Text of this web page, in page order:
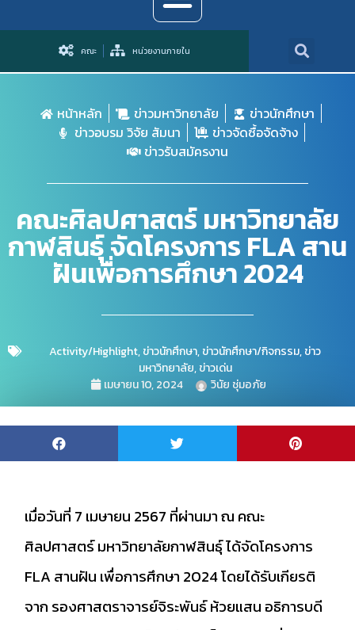
คณะ หน่วยงานภายใน
หน้าหลัก ข่าวมหาวิทยาลัย
ข่าวนักศึกษา
ข่าวอบรม วิจัย สัมนา
ข่าวจัดซื้อจัดจ้าง
ข่าวรับสมัครงาน
คณะศิลปศาสตร์ มหาวิทยาลัย
กาฬสินธุ์ จัดโครงการ FLA สาน
ฝันเพื่อการศึกษา 2024
Activity/Highlight,ข่าวนักศึกษา,ข่าวนักศึกษา/กิจกรรม,ข่าว
มหาวิทยาลัย,ข่าวเด่น
เมษายน 10, 2024
วินัย ชุ่มอภัย
เมื่อวันที่ 7 เมษายน 2567 ที่ผ่านมา ณ คณะ
ศิลปศาสตร์ มหาวิทยาลัยกาฬสินธุ์ ได้จัดโครงการ
FLA สานฝัน เพื่อการศึกษา 2024 โดยได้รับเกียรติ
จาก รองศาสตราจารย์จิระพันธ์ ห้วยแสน อธิการบดี